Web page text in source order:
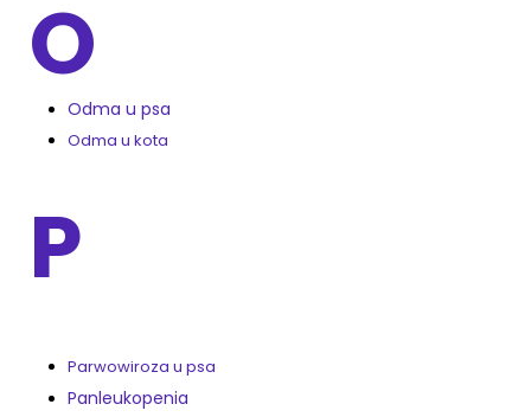
O
Odma u psa
Odma u kota
P
Parwowiroza u psa
Panleukopenia